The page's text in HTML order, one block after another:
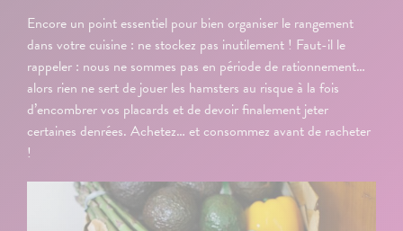
Encore un point essentiel pour bien organiser le rangement
dans votre cuisine : ne stockez pas inutilement ! Faut-il le
rappeler : nous ne sommes pas en période de rationnement…
alors rien ne sert de jouer les hamsters au risque à la fois
d’encombrer vos placards et de devoir finalement jeter
certaines denrées. Achetez… et consommez avant de racheter
!